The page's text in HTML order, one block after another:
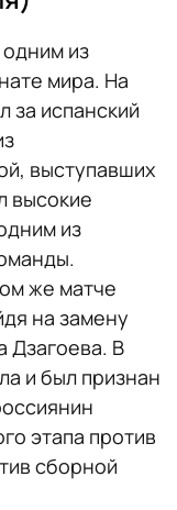
из
мира. На
за испанский
выступавших
высокие
из
же матче
на замену
Дзагоева. В
и был признан
этапа против
сборной